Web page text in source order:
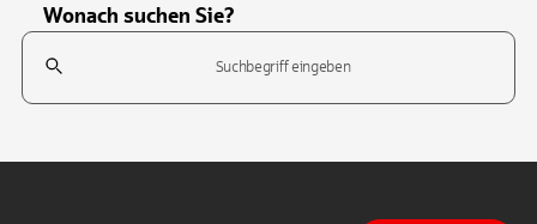
Wonach suchen Sie?
Suchfeld